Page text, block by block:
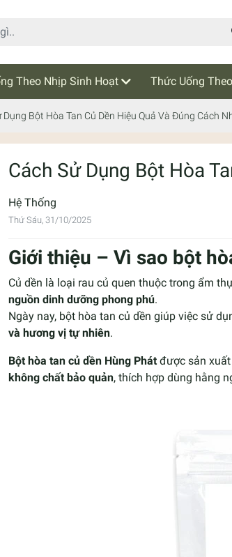
Theo Nhịp Sinh Hoạt Thức Uống
Dụng Bột Hòa Tan Củ Dền Hiệu Quả Và Đúng Cách
Cách Sử Dụng Bột Hòa
Hệ Thống
Thứ Sáu, 31/10/2025
Giới thiệu – Vì sao bột
Củ dền là loại rau củ quen thuộc trong ẩm
nguồn dinh dưỡng phong phú.
Ngày nay, bột hòa tan củ dền giúp việc sử
và hương vị tự nhiên.
Bột hòa tan củ dền Hùng Phát được sản
không chất bảo quản, thích hợp dùng hằng